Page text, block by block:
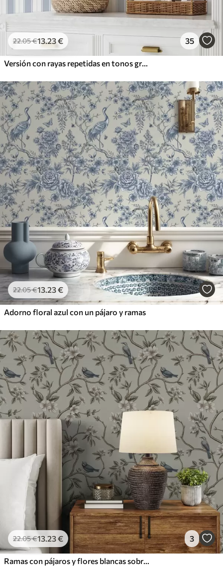
22.05€13.23€ 35
Versión con rayas repetidas en tonos grises y azules
22.05€13.23€
Adorno floral azul con un pájaro y ramas
22.05€13.23€ 3
Ramas con pájaros y flores blancas sobre un fondo delicado